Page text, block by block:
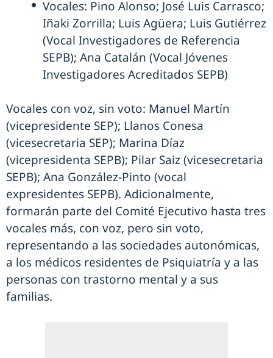
Vocales: Pino Alonso; José Luis Carrasco;
Iñaki Zorrilla; Luis Agüera; Luis Gutiérrez
(Vocal Investigadores de Referencia
SEPB); Ana Catalán (Vocal Jóvenes
Investigadores Acreditados SEPB)
Vocales con voz, sin voto: Manuel Martín
(vicepresidente SEP); Llanos Conesa
(vicesecretaria SEP); Marina Díaz
(vicepresidenta SEPB); Pilar Saiz (vicesecretaria
SEPB); Ana González-Pinto (vocal
expresidentes SEPB). Adicionalmente,
formarán parte del Comité Ejecutivo hasta tres
vocales más, con voz, pero sin voto,
representando a las sociedades autonómicas,
a los médicos residentes de Psiquiatría y a las
personas con trastorno mental y a sus
familias.